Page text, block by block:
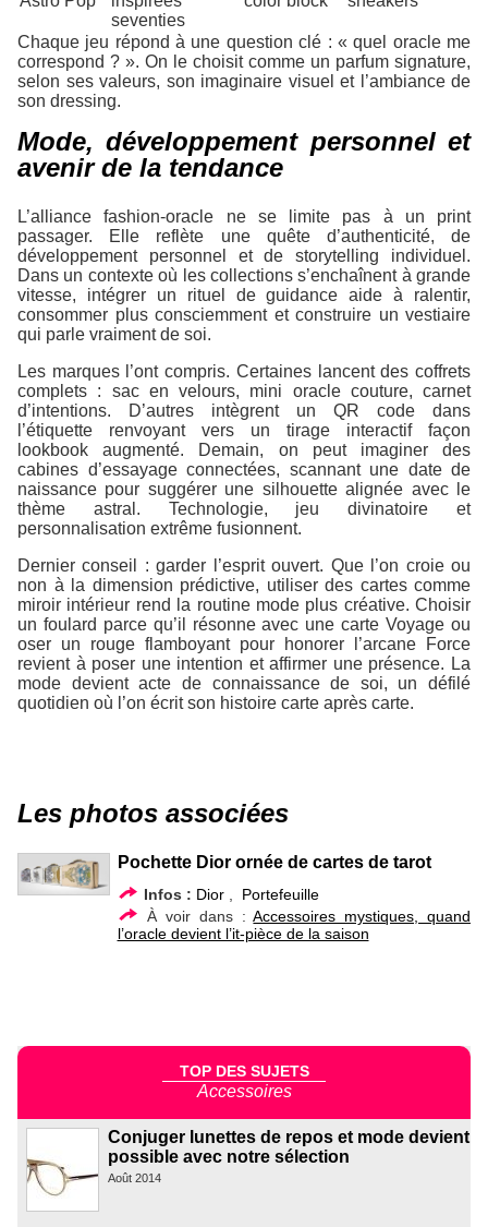
seventies
Chaque jeu répond à une question clé : « quel oracle me
correspond ? ». On le choisit comme un parfum signature,
selon ses valeurs, son imaginaire visuel et l’ambiance de
son dressing.
Mode, développement personnel et
avenir de la tendance
L’alliance fashion-oracle ne se limite pas à un print
passager. Elle reflète une quête d’authenticité, de
développement personnel et de storytelling individuel.
Dans un contexte où les collections s’enchaînent à grande
vitesse, intégrer un rituel de guidance aide à ralentir,
consommer plus consciemment et construire un vestiaire
qui parle vraiment de soi.
Les marques l’ont compris. Certaines lancent des coffrets
complets : sac en velours, mini oracle couture, carnet
d’intentions. D’autres intègrent un QR code dans
l’étiquette renvoyant vers un tirage interactif façon
lookbook augmenté. Demain, on peut imaginer des
cabines d’essayage connectées, scannant une date de
naissance pour suggérer une silhouette alignée avec le
thème astral. Technologie, jeu divinatoire et
personnalisation extrême fusionnent.
Dernier conseil : garder l’esprit ouvert. Que l’on croie ou
non à la dimension prédictive, utiliser des cartes comme
miroir intérieur rend la routine mode plus créative. Choisir
un foulard parce qu’il résonne avec une carte Voyage ou
oser un rouge flamboyant pour honorer l’arcane Force
revient à poser une intention et affirmer une présence. La
mode devient acte de connaissance de soi, un défilé
quotidien où l’on écrit son histoire carte après carte.
Les photos associées
Pochette Dior ornée de cartes de tarot
Infos : Dior, Portefeuille
À voir dans :Accessoires mystiques, quand
l’oracle devient l’it-pièce de la saison
TOP DES SUJETS
Accessoires
Conjuger lunettes de repos et mode devient
possible avec notre sélection
Août 2014